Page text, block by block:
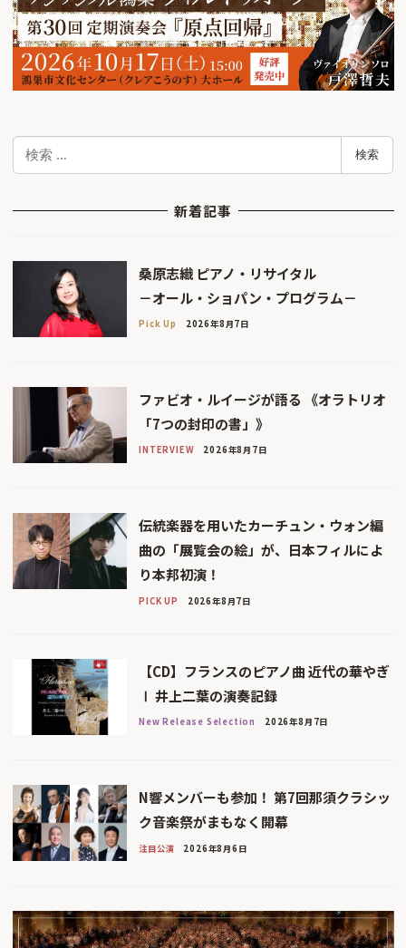
検
検索
新着記事
桑原志織 ピアノ・リサイタル
－オール・ショパン・プログラム－
Pick Up 2026年8月7日
ファビオ・ルイージが語る 《オラトリオ
「7つの封印の書」》
INTERVIEW 2026年8月7日
伝統楽器を用いたカーチュン・ウォン編
曲の「展覧会の絵」が、日本フィルによ
り本邦初演！
PICK UP 2026年8月7日
【CD】フランスのピアノ曲 近代の華やぎ
Ⅰ 井上二葉の演奏記録
New Release Selection 2026年8月7日
N響メンバーも参加！ 第7回那須クラシッ
ク音楽祭がまもなく開幕
注目公演 2026年8月6日